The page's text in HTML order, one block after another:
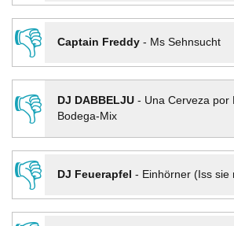
👎
Captain Freddy- Ms Sehnsucht
👎
DJ DABBELJU- Una Cerveza por
Bodega-Mix
👎
DJ Feuerapfel - Einhörner (Iss sie